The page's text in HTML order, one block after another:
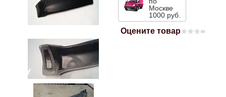
Москве
1000 руб.
Оцените товар (0)
Mercedes-Benz
Mitsubishi